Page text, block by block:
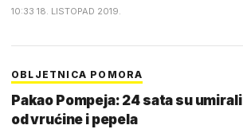
10:33 18. LISTOPAD 2019.
OBLJETNICA POMORA
Pakao Pompeja: 24 sata su umirali
od vrućine i pepela